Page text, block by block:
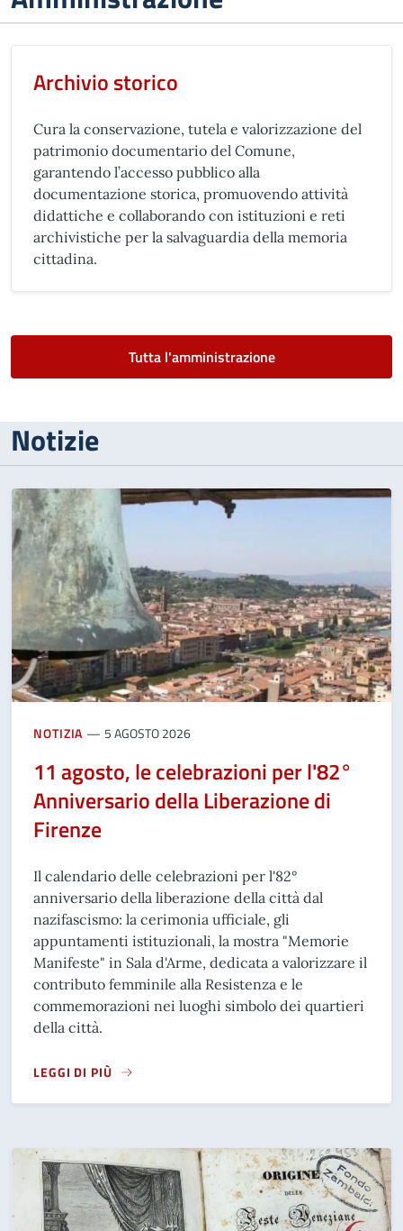
Archivio storico
Cura la conservazione, tutela e valorizzazione del
patrimonio documentario del Comune,
garantendo l’accesso pubblico alla
documentazione storica, promuovendo attività
didattiche e collaborando con istituzioni e reti
archivistiche per la salvaguardia della memoria
cittadina.
Tutta l'amministrazione
Notizie
NOTIZIA 5 AGOSTO 2026
11 agosto, le celebrazioni per l'82°
Anniversario della Liberazione di
Firenze
Il calendario delle celebrazioni per l'82°
anniversario della liberazione della città dal
nazifascismo: la cerimonia ufficiale, gli
appuntamenti istituzionali, la mostra "Memorie
Manifeste" in Sala d'Arme, dedicata a valorizzare il
contributo femminile alla Resistenza e le
commemorazioni nei luoghi simbolo dei quartieri
della città.
LEGGI DI PIÙ
A PROPOSITO DI 11 AGOSTO, LE CELEBRAZIONI PER L'82°